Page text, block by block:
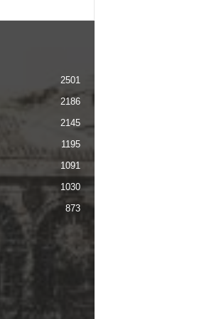
2501
2186
2145
1195
1091
1030
873